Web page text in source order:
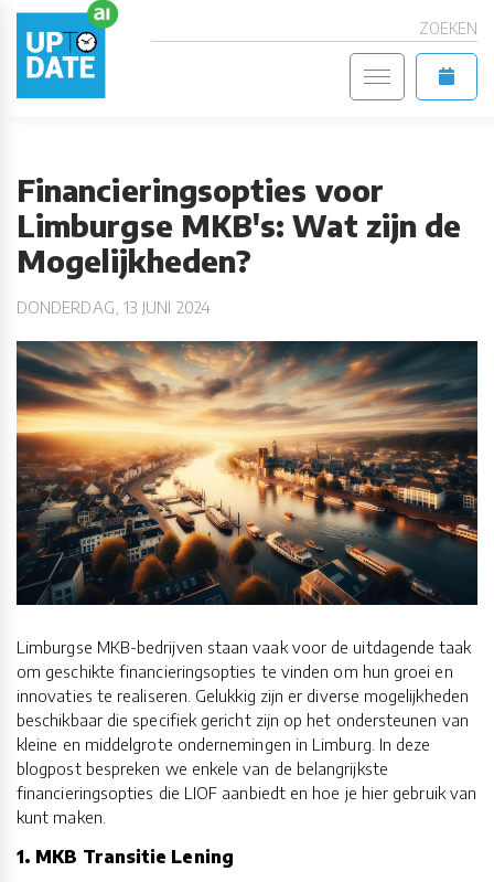
ZOEKEN
Financieringsopties voor
Limburgse MKB's: Wat zijn de
Mogelijkheden?
DONDERDAG, 13 JUNI 2024
Limburgse MKB-bedrijven staan vaak voor de uitdagende taak
om geschikte financieringsopties te vinden om hun groei en
innovaties te realiseren. Gelukkig zijn er diverse mogelijkheden
beschikbaar die specifiek gericht zijn op het ondersteunen van
kleine en middelgrote ondernemingen in Limburg. In deze
blogpost bespreken we enkele van de belangrijkste
financieringsopties die LIOF aanbiedt en hoe je hier gebruik van
kunt maken.
1. MKB Transitie Lening